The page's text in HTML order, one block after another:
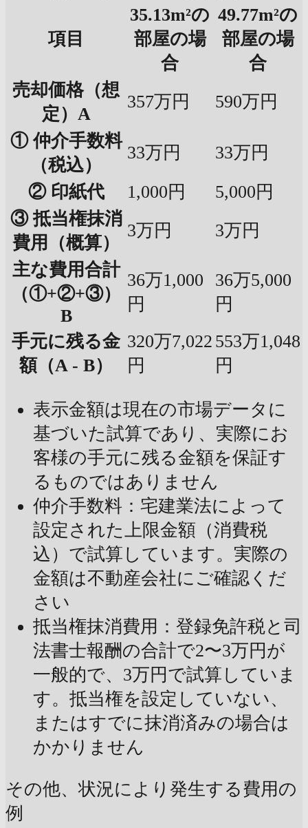
項目
35.13m²の
部屋の場
合
49.77m²の
部屋の場
合
売却価格（想
定）A
357万円
590万円
① 仲介手数料
（税込）
33万円
33万円
② 印紙代
1,000円
5,000円
③ 抵当権抹消
費用（概算）
3万円
3万円
主な費用合計
（①+②+③）
B
36万1,000
円
36万5,000
円
手元に残る金
額（A - B）
320万7,022
円
553万1,048
円
表示金額は現在の市場データに
基づいた試算であり、実際にお
客様の手元に残る金額を保証す
るものではありません
仲介手数料：宅建業法によって
設定された上限金額（消費税
込）で試算しています。実際の
金額は不動産会社にご確認くだ
さい
抵当権抹消費用：登録免許税と司
法書士報酬の合計で2〜3万円が
一般的で、3万円で試算していま
す。抵当権を設定していない、
またはすでに抹消済みの場合は
かかりません
その他、状況により発生する費用の
例